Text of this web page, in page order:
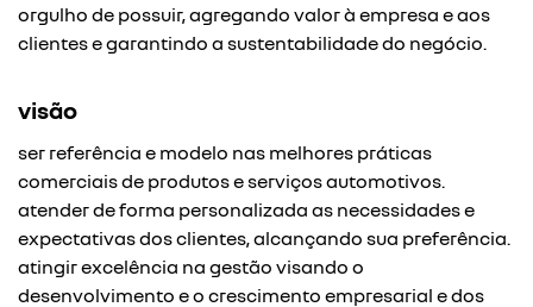
orgulho de possuir, agregando valor à empresa e aos
clientes e garantindo a sustentabilidade do negócio.
visão
ser referência e modelo nas melhores práticas
comerciais de produtos e serviços automotivos.
atender de forma personalizada as necessidades e
expectativas dos clientes, alcançando sua preferência.
atingir excelência na gestão visando o
desenvolvimento e o crescimento empresarial e dos